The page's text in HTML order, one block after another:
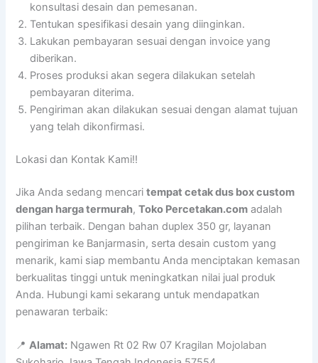
konsultasi desain dan pemesanan.
Tentukan spesifikasi desain yang diinginkan.
Lakukan pembayaran sesuai dengan invoice yang
diberikan.
Proses produksi akan segera dilakukan setelah
pembayaran diterima.
Pengiriman akan dilakukan sesuai dengan alamat tujuan
yang telah dikonfirmasi.
Lokasi dan Kontak Kami!!
Jika Anda sedang mencaritempat cetak dus box custom
dengan harga termurah,Toko Percetakan.com adalah
pilihan terbaik. Dengan bahan duplex 350 gr, layanan
pengiriman ke Banjarmasin, serta desain custom yang
menarik, kami siap membantu Anda menciptakan kemasan
berkualitas tinggi untuk meningkatkan nilai jual produk
Anda. Hubungi kami sekarang untuk mendapatkan
penawaran terbaik:
📍Alamat: Ngawen Rt 02 Rw 07 Kragilan Mojolaban